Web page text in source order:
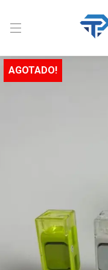
AGOTADO!